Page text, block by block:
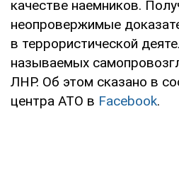
качестве наемников.
неопровержимые
в террористической
называемых
ЛНР. Об этом сказано в
центра АТО в Facebook.